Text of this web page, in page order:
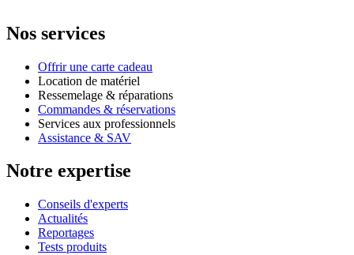
Nos services
Offrir une carte cadeau
Location de matériel
Ressemelage & réparations
Commandes & réservations
Services aux professionnels
Assistance & SAV
Notre expertise
Conseils d'experts
Actualités
Reportages
Tests produits